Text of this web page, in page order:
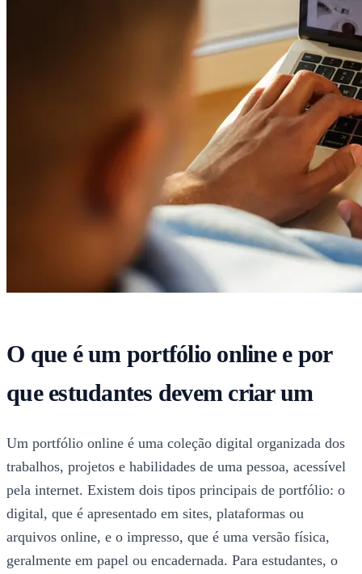
O que é um portfólio online e por
que estudantes devem criar um
Um portfólio online é uma coleção digital organizada dos
trabalhos, projetos e habilidades de uma pessoa, acessível
pela internet. Existem dois tipos principais de portfólio: o
digital, que é apresentado em sites, plataformas ou
arquivos online, e o impresso, que é uma versão física,
geralmente em papel ou encadernada. Para estudantes, o